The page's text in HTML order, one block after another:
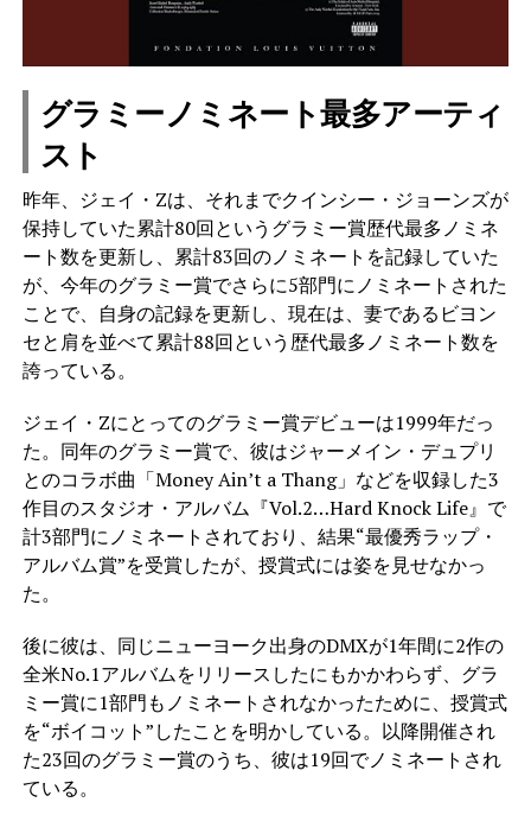
グラミーノミネート最多アーティ
スト
昨年、ジェイ・Zは、それまでクインシー・ジョーンズが
保持していた累計80回というグラミー賞歴代最多ノミネ
ート数を更新し、累計83回のノミネートを記録していた
が、今年のグラミー賞でさらに5部門にノミネートされた
ことで、自身の記録を更新し、現在は、妻であるビヨン
セと肩を並べて累計88回という歴代最多ノミネート数を
誇っている。
ジェイ・Zにとってのグラミー賞デビューは1999年だっ
た。同年のグラミー賞で、彼はジャーメイン・デュプリ
とのコラボ曲「Money Ain’t a Thang」などを収録した3
作目のスタジオ・アルバム『Vol.2…Hard Knock Life』で
計3部門にノミネートされており、結果“最優秀ラップ・
アルバム賞”を受賞したが、授賞式には姿を見せなかっ
た。
後に彼は、同じニューヨーク出身のDMXが1年間に2作の
全米No.1アルバムをリリースしたにもかかわらず、グラ
ミー賞に1部門もノミネートされなかったために、授賞式
を“ボイコット”したことを明かしている。以降開催され
た23回のグラミー賞のうち、彼は19回でノミネートされ
ている。